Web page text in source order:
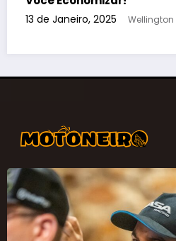
8 de Novembro, 2024